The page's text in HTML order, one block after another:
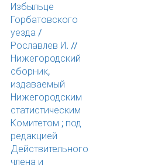
Избыльце
Горбатовского
уезда /
Рославлев И. //
Нижегородский
сборник,
издаваемый
Нижегородским
статистическим
Комитетом ; под
редакцией
Действительного
члена и